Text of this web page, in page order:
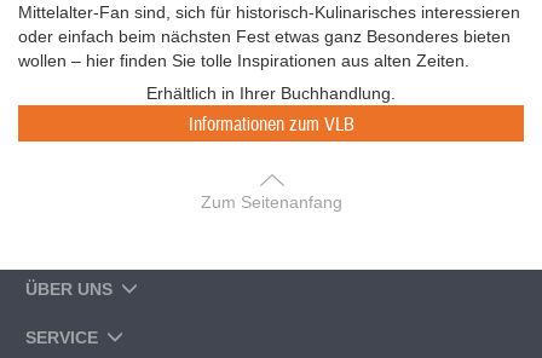
Mittelalter-Fan sind, sich für historisch-Kulinarisches interessieren
oder einfach beim nächsten Fest etwas ganz Besonderes bieten
wollen – hier finden Sie tolle Inspirationen aus alten Zeiten.
Erhältlich in Ihrer Buchhandlung.
Informationen zum VLB
Zum Seitenanfang
ÜBER UNS
SERVICE